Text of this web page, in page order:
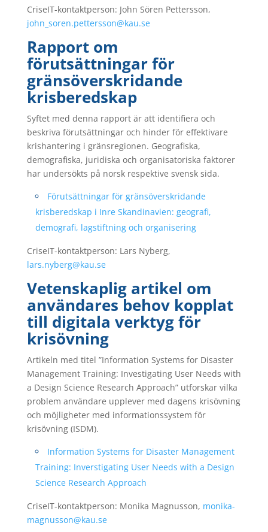
CriseIT-kontaktperson: John Sören Pettersson,
john_soren.pettersson@kau.se
Rapport om
förutsättningar för
gränsöverskridande
krisberedskap
Syftet med denna rapport är att identifiera och
beskriva förutsättningar och hinder för effektivare
krishantering i gränsregionen. Geografiska,
demografiska, juridiska och organisatoriska faktorer
har undersökts på norsk respektive svensk sida.
Förutsättningar för gränsöverskridande
krisberedskap i Inre Skandinavien: geografi,
demografi, lagstiftning och organisering
CriseIT-kontaktperson: Lars Nyberg,
lars.nyberg@kau.se
Vetenskaplig artikel om
användares behov kopplat
till digitala verktyg för
krisövning
Artikeln med titel ”Information Systems for Disaster
Management Training: Investigating User Needs with
a Design Science Research Approach” utforskar vilka
problem användare upplever med dagens krisövning
och möjligheter med informationssystem för
krisövning (ISDM).
Information Systems for Disaster Management
Training: Inverstigating User Needs with a Design
Science Research Approach
CriseIT-kontaktperson: Monika Magnusson, monika-
magnusson@kau.se